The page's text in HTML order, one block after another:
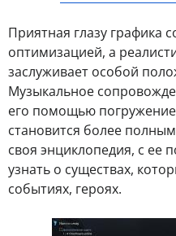
Приятная глазу графика
оптимизацией, а
заслуживает особой
Музыкальное
его помощью
становится более
своя энциклопедия, с
узнать о существах,
событиях, героях.